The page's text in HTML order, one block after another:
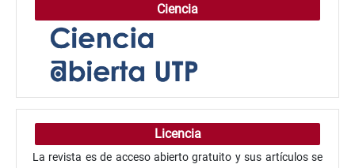
Ciencia
Licencia
La revista es de acceso abierto gratuito y sus artículos se